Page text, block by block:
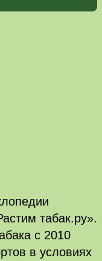
табак.ру».
с 2010
в условиях